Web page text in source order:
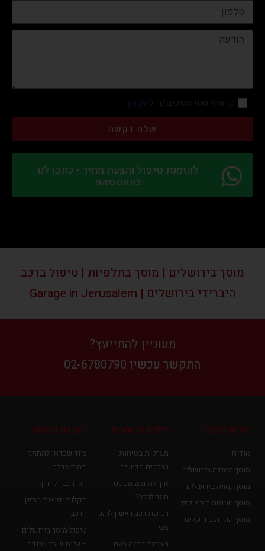
תקנון
שלח בקשה
להזמנת טיפול והצעת מחיר - כתבו לנו
בוואטסאפ
מוסך בירושלים | מוסך בתלפיות | טיפול ברכב
היברידי בירושלים | Garage in Jerusalem
מעוניין להתייעץ?
התקשר עכשיו 02-6780790
אודות החברה
אודות
מוסך מאזדה בירושלים
מוסך קאיה בירושלים
מוסך טויוטה בירושלים
מוסך הונדה בירושלים
טיפים ומאמרים
מערכות בטיחות
ברכבים חדישים
איך להימנע מטסט
חוזר לרכב?
רכישת רכב ראשון לנהג
צעיר
רעידות בהגה בעת
הצהרת נגישות
ציוד שכדאי להחזיק
תמיד ברכב
הכן רכבך לחורף
תקלות נפוצות במזגן
הרכב
טיפול מוסך בירושלים
– עלות שעת עבודה